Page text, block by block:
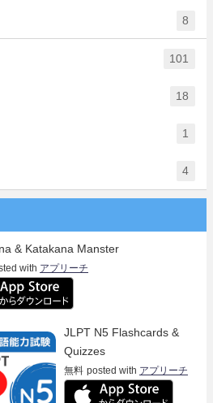
8
101
18
1
4
& Katakana Manster
with アプリーチ
JLPT N5 Flashcards &
Quizzes
無料 posted with アプリーチ